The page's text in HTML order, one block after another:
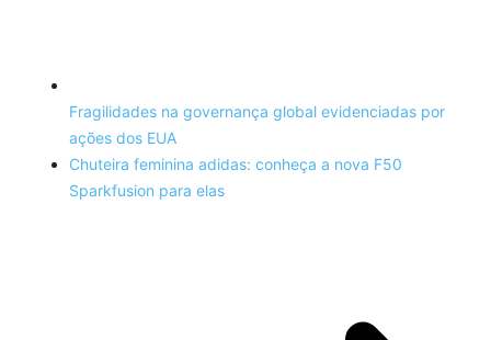
Fragilidades na governança global evidenciadas por
ações dos EUA
Chuteira feminina adidas: conheça a nova F50
Sparkfusion para elas